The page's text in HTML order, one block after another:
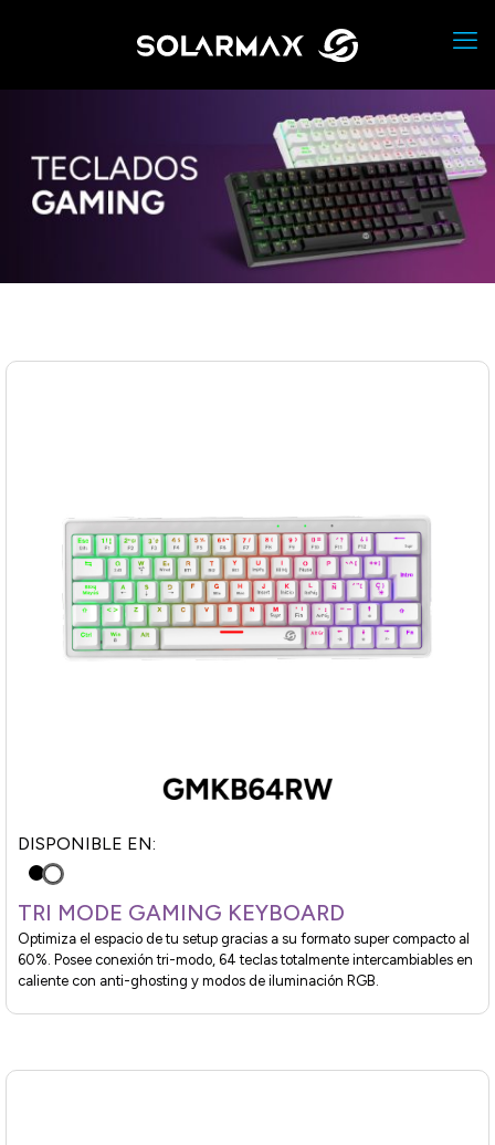
DISPONIBLE EN:
TRI MODE GAMING KEYBOARD
Optimiza el espacio de tu setup gracias a su formato super compacto al
60%. Posee conexión tri-modo, 64 teclas totalmente intercambiables en
caliente con anti-ghosting y modos de iluminación RGB.